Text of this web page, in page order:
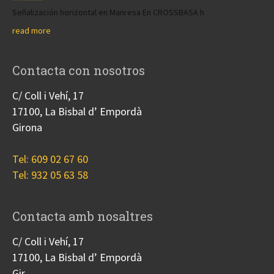
Señalización horizontal en Manresa En CROSSBASA h
read more
Contacta con nosotros
C/ Coll i Vehí, 17
17100, La Bisbal d’ Empordà
Girona
Tel: 609 02 67 60
Tel: 932 05 63 58
Contacta amb nosaltres
C/ Coll i Vehí, 17
17100, La Bisbal d’ Empordà